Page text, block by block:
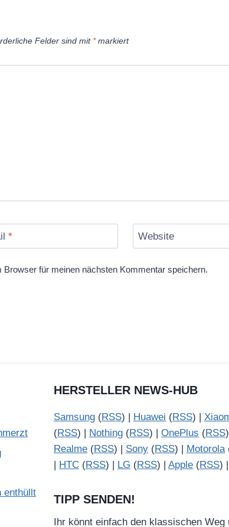
Felder sind mit *markiert
* Website
für meinen nächsten Kommentar speichern.
enthüllt
HERSTELLER NEWS-HUB
Samsung (RSS) | Huawei (RSS) |
(RSS) | Nothing (RSS) | OnePlus (RSS
Realme (RSS) | Sony (RSS) | Motorola
| HTC (RSS) | LG (RSS) | Apple (RSS) |
TIPP SENDEN!
Ihr könnt einfach den klassischen Weg